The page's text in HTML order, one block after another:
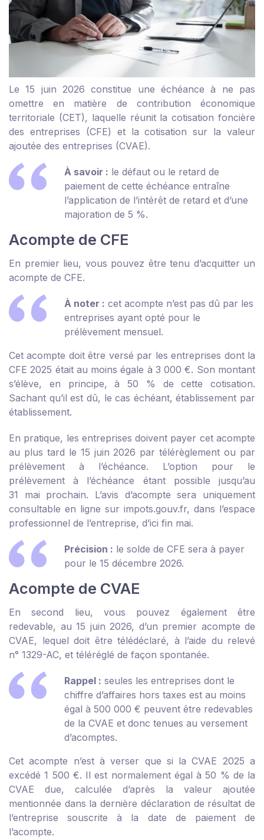
Le 15 juin 2026 constitue une échéance à ne pas
omettre en matière de contribution économique
territoriale (CET), laquelle réunit la cotisation foncière
des entreprises (CFE) et la cotisation sur la valeur
ajoutée des entreprises (CVAE).
À savoir : le défaut ou le retard de
paiement de cette échéance entraîne
l’application de l’intérêt de retard et d’une
majoration de 5 %.
Acompte de CFE
En premier lieu, vous pouvez être tenu d’acquitter un
acompte de CFE.
À noter : cet acompte n’est pas dû par les
entreprises ayant opté pour le
prélèvement mensuel.
Cet acompte doit être versé par les entreprises dont la
CFE 2025 était au moins égale à 3 000 €. Son montant
s’élève, en principe, à 50 % de cette cotisation.
Sachant qu’il est dû, le cas échéant, établissement par
établissement.
En pratique, les entreprises doivent payer cet acompte
au plus tard le 15 juin 2026 par télérèglement ou par
prélèvement à l’échéance. L’option pour le
prélèvement à l’échéance étant possible jusqu’au
31 mai prochain. L’avis d’acompte sera uniquement
consultable en ligne sur impots.gouv.fr, dans l’espace
professionnel de l’entreprise, d’ici fin mai.
Précision : le solde de CFE sera à payer
pour le 15 décembre 2026.
Acompte de CVAE
En second lieu, vous pouvez également être
redevable, au 15 juin 2026, d’un premier acompte de
CVAE, lequel doit être télédéclaré, à l’aide du relevé
n° 1329-AC, et téléréglé de façon spontanée.
Rappel : seules les entreprises dont le
chiffre d’affaires hors taxes est au moins
égal à 500 000 € peuvent être redevables
de la CVAE et donc tenues au versement
d’acomptes.
Cet acompte n’est à verser que si la CVAE 2025 a
excédé 1 500 €. Il est normalement égal à 50 % de la
CVAE due, calculée d’après la valeur ajoutée
mentionnée dans la dernière déclaration de résultat de
l’entreprise souscrite à la date de paiement de
l’acompte.